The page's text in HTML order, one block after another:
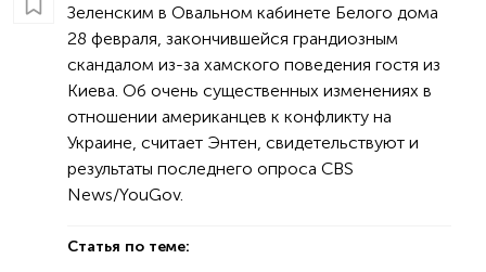
Зеленским в Овальном кабинете Белого дома
28 февраля, закончившейся грандиозным
скандалом из-за хамского поведения гостя из
Киева. Об очень существенных изменениях в
отношении американцев к конфликту на
Украине, считает Энтен, свидетельствуют и
результаты последнего опроса CBS
News/YouGov.
Статья по теме: